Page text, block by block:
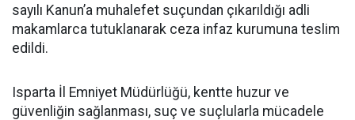
sayılı Kanun’a muhalefet suçundan çıkarıldığı adli
makamlarca tutuklanarak ceza infaz kurumuna teslim
edildi.
Isparta İl Emniyet Müdürlüğü, kentte huzur ve
güvenliğin sağlanması, suç ve suçlularla mücadele